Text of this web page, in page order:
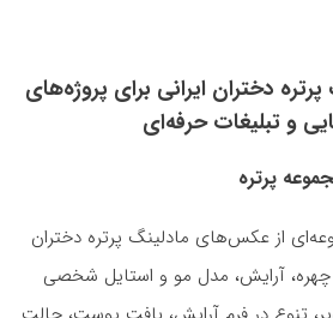
دختران ایرانی برای پروژه‌های
و تبلیغات حرفه‌ای
پرتره
از عکس‌های مادلینگ پرتره دختران
چهره، آرایش، مدل مو و استایل شخصی